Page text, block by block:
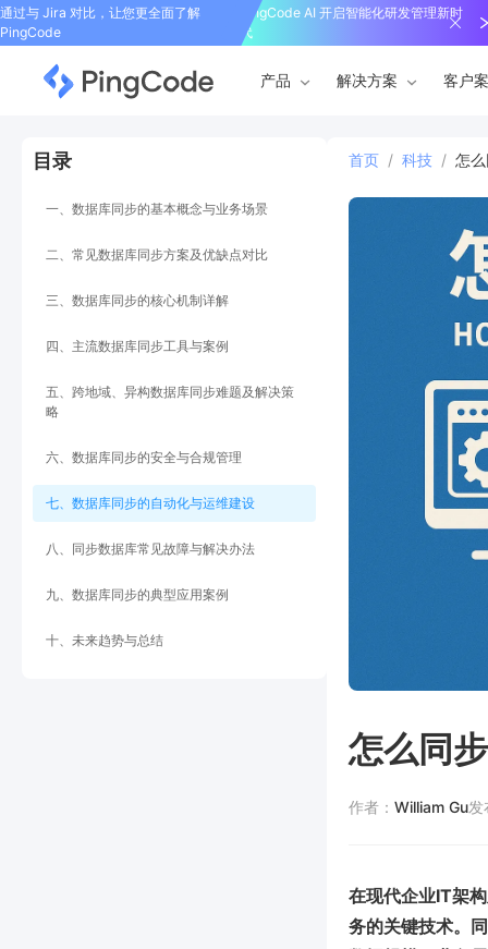
通过与 Jira 对比，让您更全面了解
PingCode
PingCode AI 开启智能化研发管理新时
代
产品 解决方案 客户
目录
一、数据库同步的基本概念与业务场景
二、常见数据库同步方案及优缺点对比
三、数据库同步的核心机制详解
四、主流数据库同步工具与案例
五、跨地域、异构数据库同步难题及解决策
略
六、数据库同步的安全与合规管理
七、数据库同步的自动化与运维建设
八、同步数据库常见故障与解决办法
九、数据库同步的典型应用案例
十、未来趋势与总结
首页 / 科技 / 怎
怎么同
作者： William Gu发
在现代企业IT架
务的关键技术。